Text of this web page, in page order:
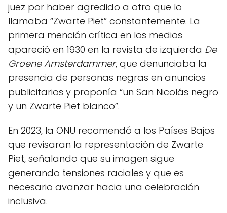
juez por haber agredido a otro que lo
llamaba “Zwarte Piet” constantemente. La
primera mención crítica en los medios
apareció en 1930 en la revista de izquierda De
Groene Amsterdammer, que denunciaba la
presencia de personas negras en anuncios
publicitarios y proponía “un San Nicolás negro
y un Zwarte Piet blanco”.
En 2023, la ONU recomendó a los Países Bajos
que revisaran la representación de Zwarte
Piet, señalando que su imagen sigue
generando tensiones raciales y que es
necesario avanzar hacia una celebración
inclusiva.